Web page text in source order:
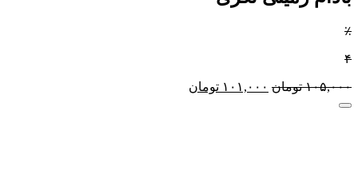
٪
۴
۱۰۵,۰۰۰ تومان ۱۰۱,۰۰۰ تومان